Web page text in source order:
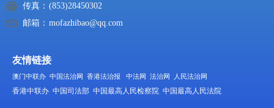
传真： (853)28450302
邮箱： mofazhibao@qq.com
友情链接
澳门中联办 中国法治网 香港法治报 中法网 法治网 人民法治网
香港中联办 中国司法部 中国最高人民检察院 中国最高人民法院